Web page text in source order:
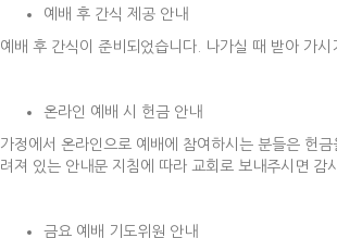
예배 후 간식 제공 안내
예배 후 간식이 준비되었습니다. 나가실 때 받아 가시
온라인 예배 시 헌금 안내
가정에서 온라인으로 예배에 참여하시는 분들은 헌
려져 있는 안내문 지침에 따라 교회로 보내주시면 감
금요 예배 기도위원 안내